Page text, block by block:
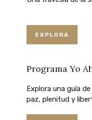
EXPLORA
Programa Yo
Explora una guía de
paz, plenitud y